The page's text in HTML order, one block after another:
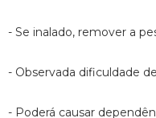
- Se inalado, remover a
- Observada dificuldade
- Poderá causar